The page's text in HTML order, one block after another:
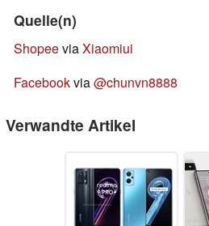
Quelle(n)
ShopeeviaXiaomiui
Facebookvia@chunvn8888
Verwandte Artikel